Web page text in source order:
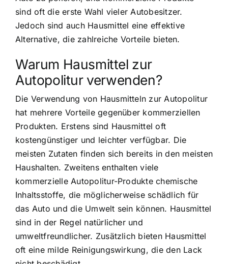
sind oft die erste Wahl vieler Autobesitzer.
Jedoch sind auch Hausmittel eine effektive
Alternative, die zahlreiche Vorteile bieten.
Warum Hausmittel zur
Autopolitur verwenden?
Die Verwendung von Hausmitteln zur Autopolitur
hat mehrere Vorteile gegenüber kommerziellen
Produkten. Erstens sind Hausmittel oft
kostengünstiger und leichter verfügbar. Die
meisten Zutaten finden sich bereits in den meisten
Haushalten. Zweitens enthalten viele
kommerzielle Autopolitur-Produkte chemische
Inhaltsstoffe, die möglicherweise schädlich für
das Auto und die Umwelt sein können. Hausmittel
sind in der Regel natürlicher und
umweltfreundlicher. Zusätzlich bieten Hausmittel
oft eine milde Reinigungswirkung, die den Lack